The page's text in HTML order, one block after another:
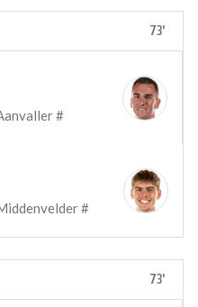
73'
#
#
73'